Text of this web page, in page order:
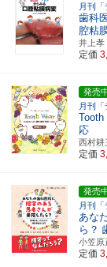
月刊
歯科
腔粘
井上
定価
発売
月刊
Tooth
応
西村
定価
発売
月刊
あな
ら？
小笠
定価